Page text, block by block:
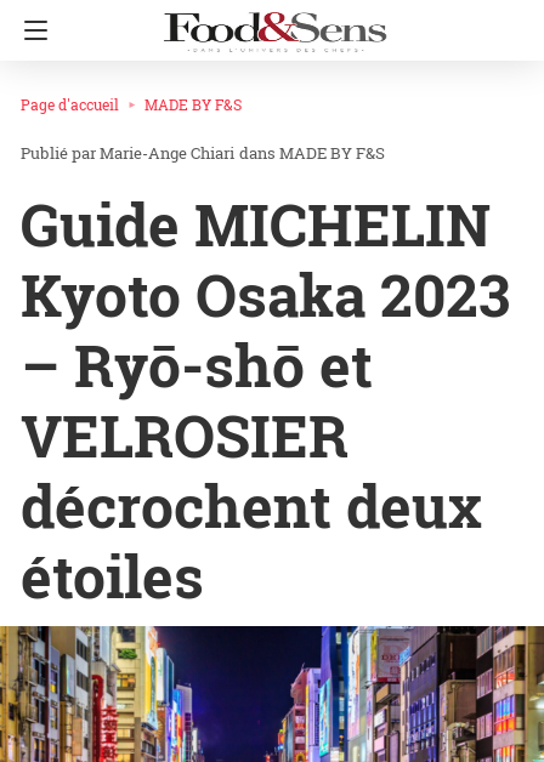
Page d'accueil MADE BY F&S
Marie-Ange Chiari dans MADE BY F&S
Guide MICHELIN
Kyoto Osaka 2023
– Ryō-shō et
VELROSIER
décrochent deux
étoiles